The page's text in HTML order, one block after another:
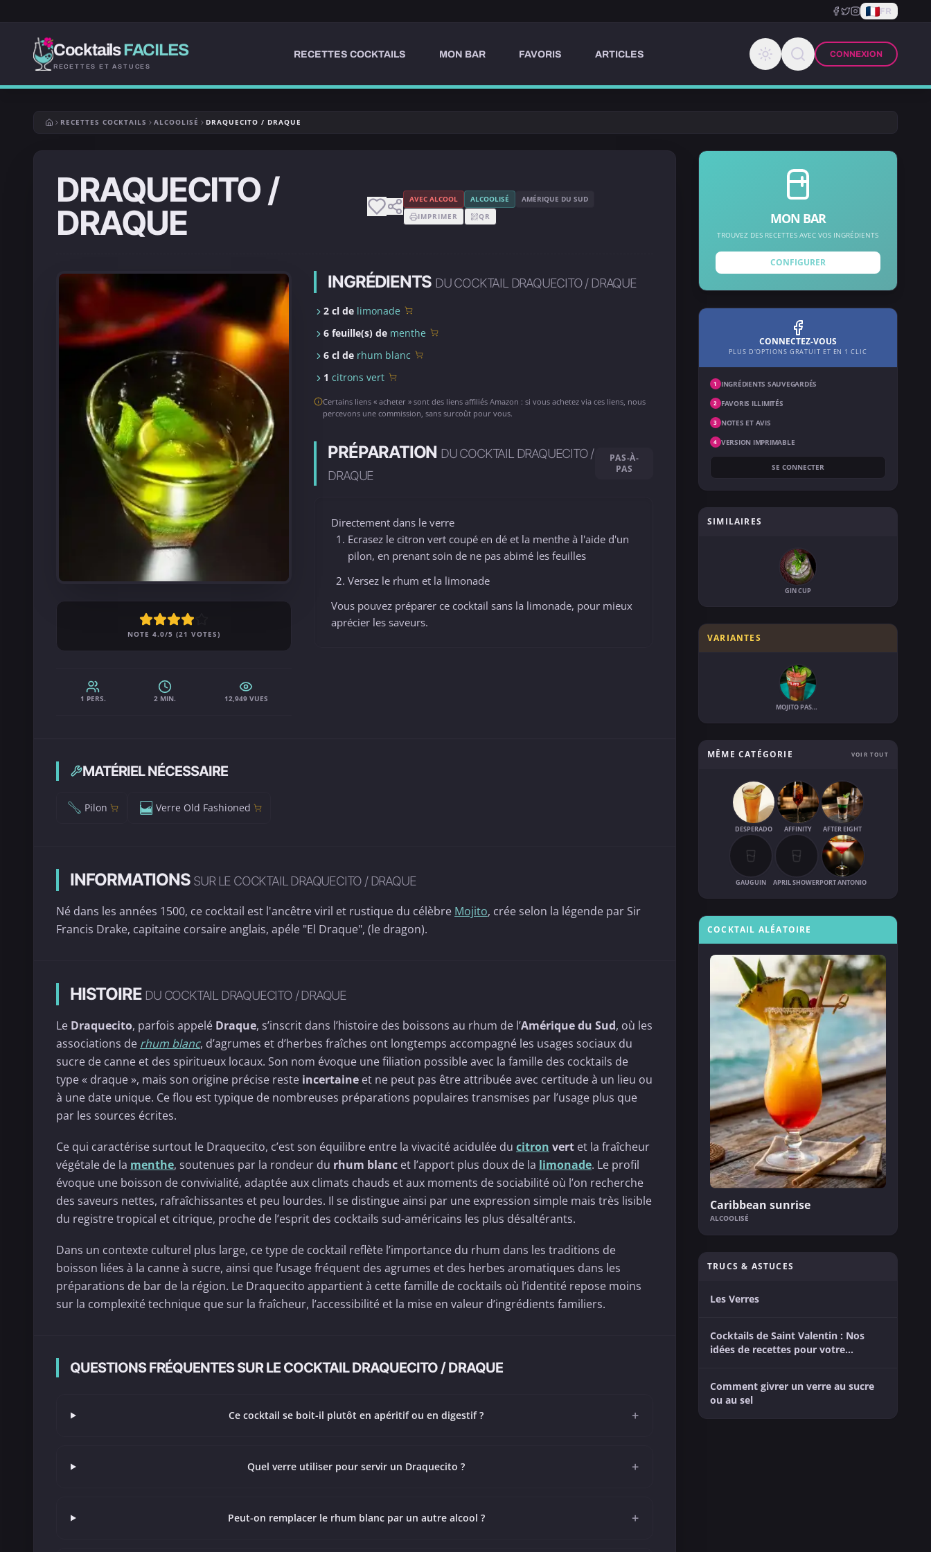
FR
CocktailsFACILES
RECETTES ET ASTUCES
RECETTES COCKTAILS MON BAR FAVORIS ARTICLES CONNEXION
RECETTES COCKTAILS ALCOOLISÉ DRAQUECITO / DRAQUE
DRAQUECITO /
DRAQUE
AVEC ALCOOL ALCOOLISÉ
AMÉRIQUE DU SUD
IMPRIMER
QR
NOTE 4.0/5 (21 VOTES)
1 PERS. 2 MIN. 12,949 VUES
INGRÉDIENTS DU COCKTAIL DRAQUECITO / DRAQUE
2 cl de limonade
6 feuille(s) de menthe
6 cl de rhum blanc
1citrons vert
Certains liens « acheter » sont des liens affiliés Amazon : si vous achetez via ces liens, nous
percevons une commission, sans surcoût pour vous.
PRÉPARATION DU COCKTAIL DRAQUECITO /
DRAQUE
PAS-À-
PAS
Directement dans le verre
Ecrasez le citron vert coupé en dé et la menthe à l'aide d'un
pilon, en prenant soin de ne pas abimé les feuilles
Versez le rhum et la limonade
Vous pouvez préparer ce cocktail sans la limonade, pour mieux
aprécier les saveurs.
MATÉRIEL NÉCESSAIRE
Pilon Verre Old Fashioned
INFORMATIONS SUR LE COCKTAIL DRAQUECITO / DRAQUE
Né dans les années 1500, ce cocktail est l'ancêtre viril et rustique du célèbre Mojito, crée selon la légende par Sir
Francis Drake, capitaine corsaire anglais, apéle "El Draque", (le dragon).
HISTOIRE DU COCKTAIL DRAQUECITO / DRAQUE
Le Draquecito, parfois appelé Draque, s’inscrit dans l’histoire des boissons au rhum de l’Amérique du Sud, où les
associations de rhum blanc, d’agrumes et d’herbes fraîches ont longtemps accompagné les usages sociaux du
sucre de canne et des spiritueux locaux. Son nom évoque une filiation possible avec la famille des cocktails de
type « draque », mais son origine précise reste incertaine et ne peut pas être attribuée avec certitude à un lieu ou
à une date unique. Ce flou est typique de nombreuses préparations populaires transmises par l’usage plus que
par les sources écrites.
Ce qui caractérise surtout le Draquecito, c’est son équilibre entre la vivacité acidulée du citron vert et la fraîcheur
végétale de la menthe, soutenues par la rondeur du rhum blanc et l’apport plus doux de la limonade. Le profil
évoque une boisson de convivialité, adaptée aux climats chauds et aux moments de sociabilité où l’on recherche
des saveurs nettes, rafraîchissantes et peu lourdes. Il se distingue ainsi par une expression simple mais très lisible
du registre tropical et citrique, proche de l’esprit des cocktails sud-américains les plus désaltérants.
Dans un contexte culturel plus large, ce type de cocktail reflète l’importance du rhum dans les traditions de
boisson liées à la canne à sucre, ainsi que l’usage fréquent des agrumes et des herbes aromatiques dans les
préparations de bar de la région. Le Draquecito appartient à cette famille de cocktails où l’identité repose moins
sur la complexité technique que sur la fraîcheur, l’accessibilité et la mise en valeur d’ingrédients familiers.
QUESTIONS FRÉQUENTES SUR LE COCKTAIL DRAQUECITO / DRAQUE
Ce cocktail se boit-il plutôt en apéritif ou en digestif ? +
Quel verre utiliser pour servir un Draquecito ? +
Peut-on remplacer le rhum blanc par un autre alcool ? +
MON BAR
TROUVEZ DES RECETTES AVEC VOS INGRÉDIENTS
CONFIGURER
CONNECTEZ-VOUS
PLUS D'OPTIONS GRATUIT ET EN 1 CLIC
1 INGRÉDIENTS SAUVEGARDÉS
2 FAVORIS ILLIMITÉS
3 NOTES ET AVIS
4 VERSION IMPRIMABLE
SE CONNECTER
SIMILAIRES
GIN CUP
VARIANTES
MOJITO PASTÈQUE
MÊME CATÉGORIE VOIR TOUT
DESPERADO AFFINITY AFTER EIGHT
GAUGUIN APRIL SHOWERPORT ANTONIO
COCKTAIL ALÉATOIRE
Caribbean sunrise
ALCOOLISÉ
TRUCS & ASTUCES
Les Verres
Cocktails de Saint Valentin : Nos
idées de recettes pour votre
Comment givrer un verre au sucre
ou au sel